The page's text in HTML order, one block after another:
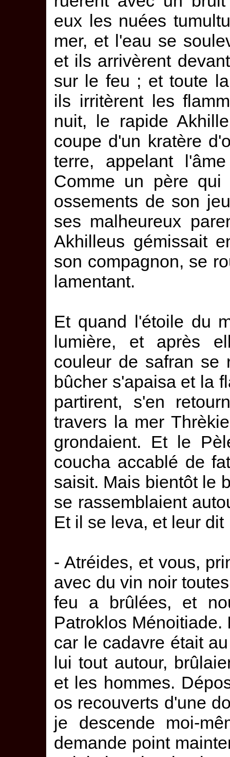
eux les nuées
mer, et l'eau se
et ils arrivèrent
sur le feu ; et toute
ils irritèrent les
nuit, le rapide
coupe d'un kratère
terre, appelant
Comme un père
ossements de son
ses malheureux
Akhilleus gémissait
son compagnon, se
lamentant.
Et quand l'étoile du
lumière, et après
couleur de safran se
bûcher s'apaisa et la
partirent, s'en
travers la mer
grondaient. Et le
coucha accablé de
saisit. Mais bientôt le
se rassemblaient
Et il se leva, et leur dit
- Atréides, et vous,
avec du vin noir
feu a brûlées, et
Patroklos
car le cadavre était
lui tout autour,
et les hommes.
os recouverts d'une
je descende moi-
demande point